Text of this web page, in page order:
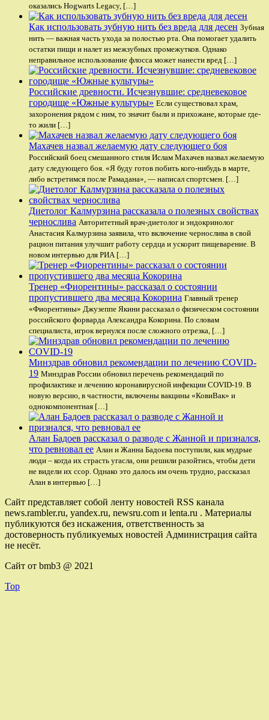
оказались Hogwarts Legacy, […]
Как использовать зубную нить без вреда для десен Зубная
нить — важная часть ухода за полостью рта. Она помогает удалить
остатки пищи и налет из межзубных промежутков. Однако
неправильное использование флосса может нанести вред […]
Российские древности. Исчезнувшие: средневековое
городище «Южные культуры» Если существовал храм,
захоронения рядом с ним, то значит были и прихожане, которые где-
то жили […]
Махачев назвал желаемую дату следующего боя
Российский боец смешанного стиля Ислам Махачев назвал желаемую
дату следующего боя. «Я буду готов побить кого-нибудь в марте,
либо встретимся после Рамадана», — написал спортсмен. […]
Диетолог Калмурзина рассказала о полезных свойствах
чернослива Авторитетный врач-диетолог и эндокринолог
Анастасия Калмурзина заявила, что включение чернослива в свой
рацион питания улучшит работу сердца и ускорит пищеварение. В
новом интервью для РИА […]
Тренер «Фиорентины» рассказал о состоянии
пропустившего два месяца Кокорина Главный тренер
«Фиорентины» Джузеппе Якини рассказал о физическом состоянии
российского форварда Александра Кокорина. По словам
специалиста, игрок вернулся после сложного отрезка, […]
Минздрав обновил рекомендации по лечению COVID-
19 Минздрав России обновил перечень рекомендаций по
профилактике и лечению коронавирусной инфекции COVID-19. В
новую версию, в частности, включены вакцины «КовиВак» и
однокомпонентная […]
Алан Бадоев рассказал о разводе с Жанной и признался,
что ревновал ее Алан и Жанна Бадоева поступили, как мудрые
люди – когда их страсть угасла, они решили разойтись, чтобы дети
не видели их ссор. Однако это далось им очень трудно, рассказал
Алан в интервью […]
Сайт представляет собой ленту новостей RSS канала
news.rambler.ru, yandex.ru, newsru.com и lenta.ru . Материалы
публикуются без искажения, ответственность за
достоверность публикуемых новостей Администрация сайта
не несёт.
Сайт от bmb3 @ 2021
Top